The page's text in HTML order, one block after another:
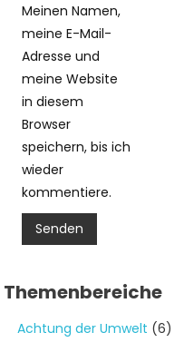
Meinen Namen,
meine E-Mail-
Adresse und
meine Website
in diesem
Browser
speichern, bis ich
wieder
kommentiere.
Themenbereiche
Achtung der Umwelt (6)